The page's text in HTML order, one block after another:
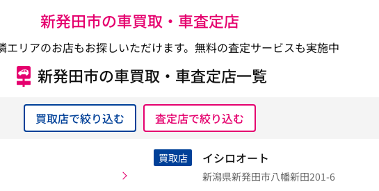
新発田市の車買取・車査定店
エリアのお店もお探しいただけます。無料の査定サービスも実施中
新発田市の車買取・車査定店一覧
買取店で絞り込む 査定店で絞り込む
買取店 イシロオート
新潟県新発田市八幡新田201-6